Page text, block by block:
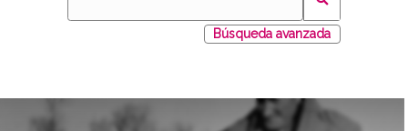
Búsqueda avanzada